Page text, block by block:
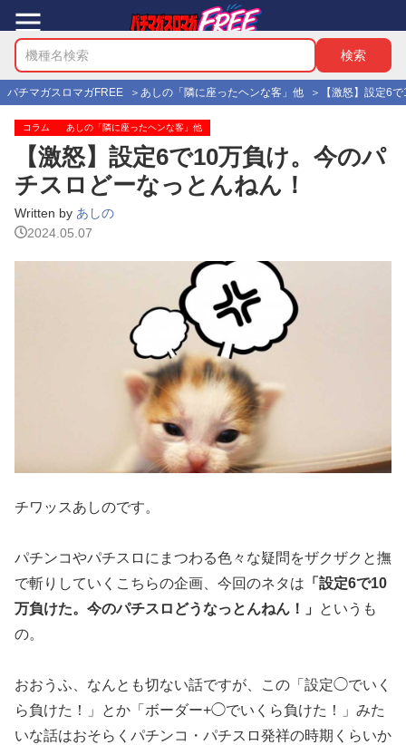
パチマガスロマガFREE あしの「隣に座ったヘンな客」他 【激怒】設定6
コラム あしの「隣に座ったヘンな客」他
【激怒】設定6で10万負け。今のパ
チスロどーなっとんねん！
Written by あしの
2024.05.07
チワッスあしのです。
パチンコやパチスロにまつわる色々な疑問をザクザクと撫
で斬りしていくこちらの企画、今回のネタは 「設定6で10
万負けた。今のパチスロどうなっとんねん！」
というも
の。
おおうふ、なんとも切ない話ですが、この「設定◯でいく
ら負けた ！」とか「ボーダー+◯でいくら負けた！」みた
いな話はおそらく パチンコ・パチスロ発祥の時期くらいか